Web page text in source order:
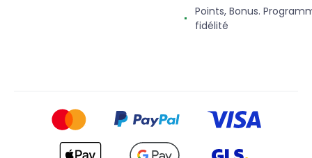
Points, Bonus.
fidélité